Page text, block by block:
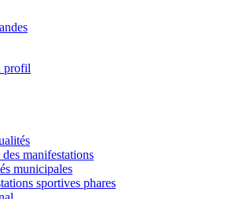
profil
manifestations
municipales
sportives phares